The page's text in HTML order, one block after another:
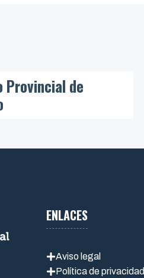
Provincial de
ENLACES
Aviso legal
Política de privacidad